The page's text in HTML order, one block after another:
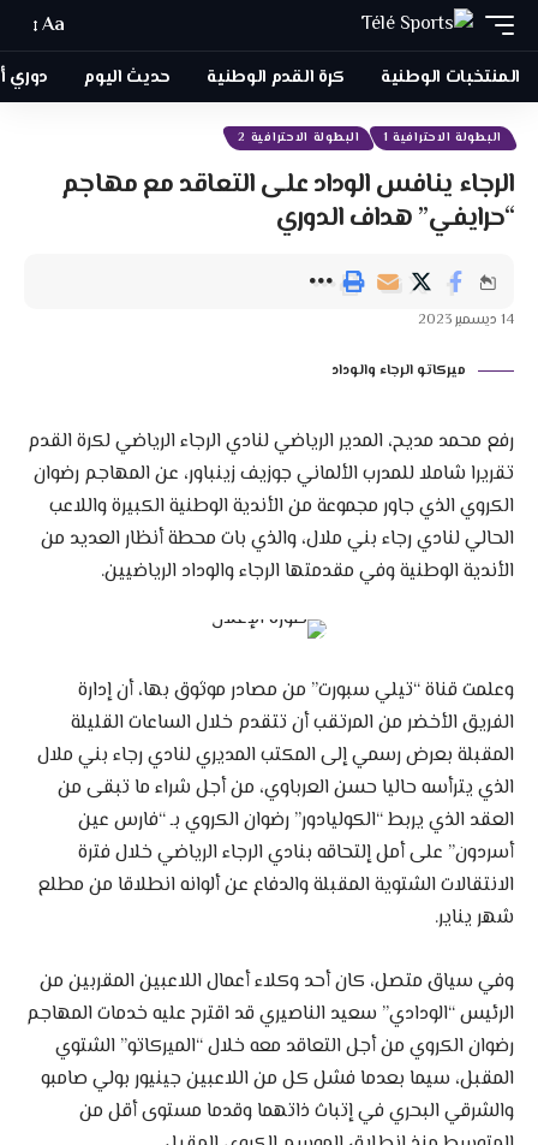
Aa
المنتخبات الوطنية كرة القدم الوطنية حديث اليوم دوري
البطولة الاحترافية 1 البطولة الاحترافية 2
الرجاء ينافس الوداد على التعاقد مع مهاجم
“حرايفي” هداف الدوري
ميركاتو الرجاء والوداد
رفع محمد مديح، المدير الرياضي لنادي الرجاء الرياضي لكرة القدم
تقريرا شاملا للمدرب الألماني جوزيف زينباور، عن المهاجم رضوان
الكروي الذي جاور مجموعة من الأندية الوطنية الكبيرة واللاعب
الحالي لنادي رجاء بني ملال، والذي بات محطة أنظار العديد من
الأندية الوطنية وفي مقدمتها الرجاء والوداد الرياضيين.
وعلمت قناة “تيلي سبورت” من مصادر موثوق بها، أن إدارة
الفريق الأخضر من المرتقب أن تتقدم خلال الساعات القليلة
المقبلة بعرض رسمي إلى المكتب المديري لنادي رجاء بني ملال
الذي يترأسه حاليا حسن العرباوي، من أجل شراء ما تبقى من
العقد الذي يربط “الكوليادور” رضوان الكروي بـ “فارس عين
أسردون” على أمل إلتحاقه بنادي الرجاء الرياضي خلال فترة
الانتقالات الشتوية المقبلة والدفاع عن ألوانه انطلاقا من مطلع
شهر يناير.
وفي سياق متصل، كان أحد وكلاء أعمال اللاعبين المقربين من
الرئيس “الودادي” سعيد الناصيري قد اقترح عليه خدمات المهاجم
رضوان الكروي من أجل التعاقد معه خلال “الميركاتو” الشتوي
المقبل، سيما بعدما فشل كل من اللاعبين جينيور بولي صامبو
والشرقي البحري في إتباث ذاتهما وقدما مستوى أقل من